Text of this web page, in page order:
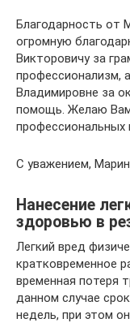
Благодарность
огромную
Викторовичу за
профессионализм,
Владимировне за
помощь. Желаю
профессиональных
С уважением,
Нанесение
здоровью в
Легкий вред
кратковременное
временная потеря
данном случае
недель, при этом